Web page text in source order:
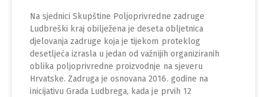
Na sjednici Skupštine Poljoprivredne zadruge
Ludbreški kraj obilježena je deseta obljetnica
djelovanja zadruge koja je tijekom proteklog
desetljeća izrasla u jedan od važnijih organiziranih
oblika poljoprivredne proizvodnje na sjeveru
Hrvatske. Zadruga je osnovana 2016. godine na
inicijativu Grada Ludbrega, kada je prvih 12